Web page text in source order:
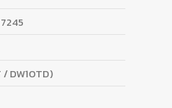
/ DW10TD)